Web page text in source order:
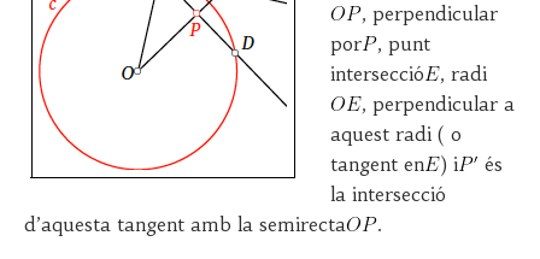
, perpendicular
por
, punt
intersecció
, radi
, perpendicular a
aquest radi ( o
tangent en
) i
és
la intersecció
d’aquesta tangent amb la semirecta
.